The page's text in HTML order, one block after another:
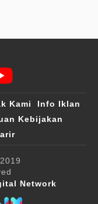
Kami
Info Iklan
Kebijakan
Network